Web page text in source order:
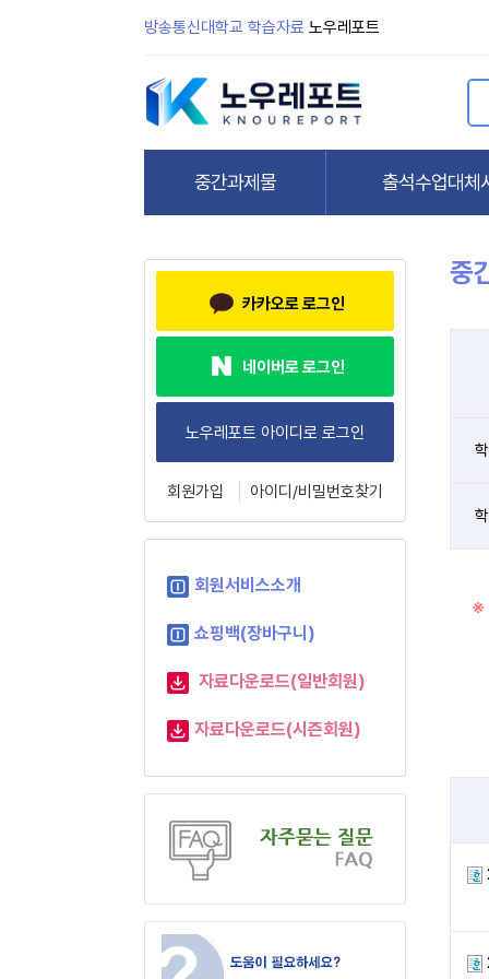
방송통신대학교 학습자료 노우레포트
카카오로 로그인
네이버로 로그인
회원가입 아이디/비밀번호찾기
회원서비스소개
쇼핑백(장바구니)
자료다운로드(일반회원)
자료다운로드(시즌회원)
중
※